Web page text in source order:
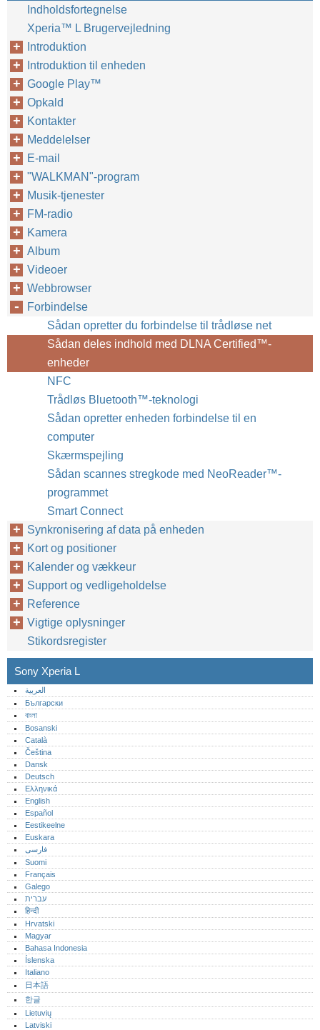
Indholdsfortegnelse
Xperia™‎ L Brugervejledning
Introduktion
Introduktion til enheden
Google Play™‎
Opkald
Kontakter
Meddelelser
E-mail
"WALKMAN"-program
Musik-tjenester
FM-radio
Kamera
Album
Videoer
Webbrowser
Forbindelse
Sådan opretter du forbindelse til trådløse net
Sådan deles indhold med DLNA Certified™‎-
enheder
NFC
Trådløs Bluetooth™‎-teknologi
Sådan opretter enheden forbindelse til en
computer
Skærmspejling
Sådan scannes stregkode med NeoReader™‎-
programmet
Smart Connect
Synkronisering af data på enheden
Kort og positioner
Kalender og vækkeur
Support og vedligeholdelse
Reference
Vigtige oplysninger
Stikordsregister
Sony Xperia L
العربية
Български
বাংলা
Bosanski
Català
Čeština
Dansk
Deutsch
Ελληνικά
English
Español
Eestikeelne
Euskara
فارسی
Suomi
Français
Galego
עברית
हिन्दी
Hrvatski
Magyar
Bahasa Indonesia
Íslenska
Italiano
日本語
한글
Lietuvių
Latviski